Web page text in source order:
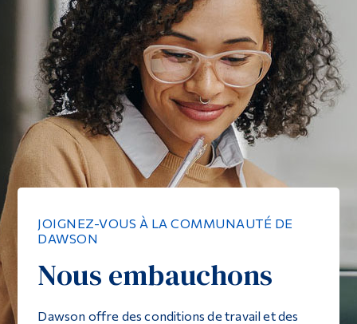
JOIGNEZ-VOUS À LA COMMUNAUTÉ DE
DAWSON
Nous embauchons
Dawson offre des conditions de travail et des